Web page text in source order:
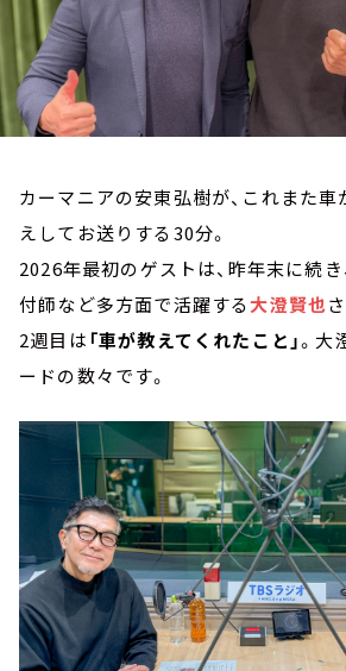
カーマニアの安東弘樹が、これまた
えしてお送りする30分。
2026年最初のゲストは、昨年末に続き
付師など多方面で活躍する大澄賢也
2週目は 「車が教えてくれたこと」。大
ードの数々です。